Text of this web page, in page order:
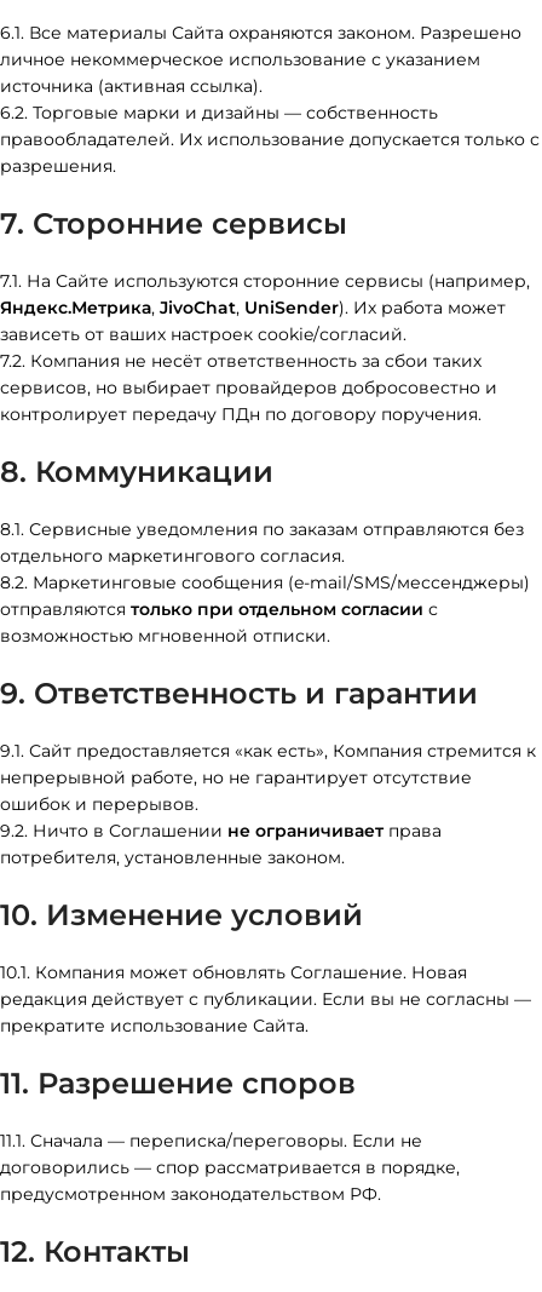
6.1. Все материалы Сайта охраняются законом. Разрешено
личное некоммерческое использование с указанием
источника (активная ссылка).
6.2. Торговые марки и дизайны — собственность
правообладателей. Их использование допускается только с
разрешения.
7. Сторонние сервисы
7.1. На Сайте используются сторонние сервисы (например,
Яндекс.Метрика, JivoChat, UniSender). Их работа может
зависеть от ваших настроек cookie/согласий.
7.2. Компания не несёт ответственность за сбои таких
сервисов, но выбирает провайдеров добросовестно и
контролирует передачу ПДн по договору поручения.
8. Коммуникации
8.1. Сервисные уведомления по заказам отправляются без
отдельного маркетингового согласия.
8.2. Маркетинговые сообщения (e-mail/SMS/мессенджеры)
отправляются только при отдельном согласии с
возможностью мгновенной отписки.
9. Ответственность и гарантии
9.1. Сайт предоставляется «как есть», Компания стремится к
непрерывной работе, но не гарантирует отсутствие
ошибок и перерывов.
9.2. Ничто в Соглашении не ограничиваетправа
потребителя, установленные законом.
10. Изменение условий
10.1. Компания может обновлять Соглашение. Новая
редакция действует с публикации. Если вы не согласны —
прекратите использование Сайта.
11. Разрешение споров
11.1. Сначала — переписка/переговоры. Если не
договорились — спор рассматривается в порядке,
предусмотренном законодательством РФ.
12. Контакты